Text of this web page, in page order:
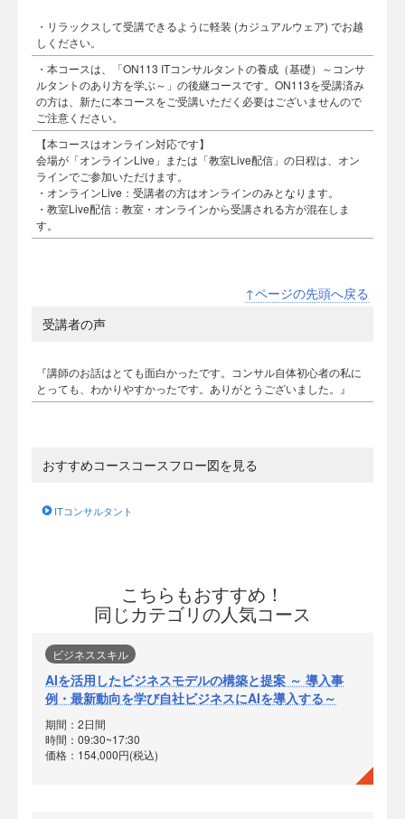
・リラックスして受講できるように軽装 (カジュアルウェア) でお越
しください。
・本コースは、「ON113 ITコンサルタントの養成（基礎）～コンサ
ルタントのあり方を学ぶ～」の後継コースです。ON113を受講済み
の方は、新たに本コースをご受講いただく必要はございませんので
ご注意ください。
【本コースはオンライン対応です】
会場が「オンラインLive」または「教室Live配信」の日程は、オン
ラインでご参加いただけます。
・オンラインLive：受講者の方はオンラインのみとなります。
・教室Live配信：教室・オンラインから受講される方が混在しま
す。
↑ページの先頭へ戻る
受講者の声
『講師のお話はとても面白かったです。コンサル自体初心者の私に
とっても、わかりやすかったです。ありがとうございました。』
おすすめコースコースフロー図を見る
ITコンサルタント
こちらもおすすめ！
同じカテゴリの人気コース
ビジネススキル
AIを活用したビジネスモデルの構築と提案 ～ 導入事
例・最新動向を学び自社ビジネスにAIを導入する～
期間：2日間
時間：09:30~17:30
価格：154,000円(税込)